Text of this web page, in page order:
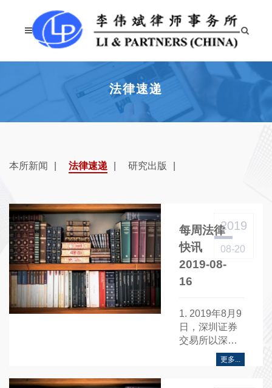
法律速递
本所新闻 法律速递 研究出版
每周法律
快讯
2019-08-
16
2019
08-20
1. 2019年8月9
日，深圳证券
交易所以深证
会〔2019〕
287号发布《关
更多...